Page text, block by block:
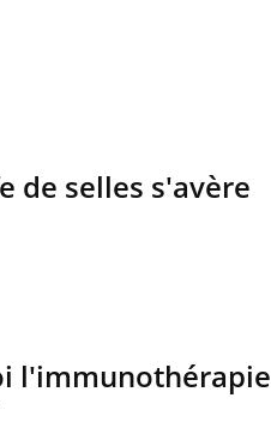
de selles s'avère
l'immunothérapie